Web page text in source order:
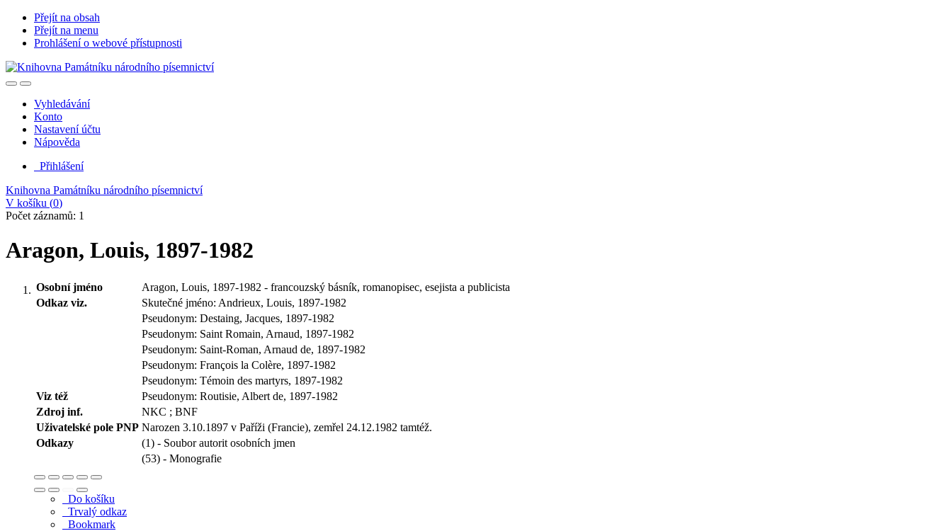
Přejít na obsah
Přejít na menu
Prohlášení o webové přístupnosti
Vyhledávání
Konto
Nastavení účtu
Nápověda
Přihlášení
Knihovna Památníku národního písemnictví
V košíku (0)
Počet záznamů: 1
Aragon, Louis, 1897-1982
Osobní jméno
Aragon, Louis, 1897-1982 - francouzský básník, romanopisec, esejista a publicista
Odkaz viz.
Skutečné jméno: Andrieux, Louis, 1897-1982
Pseudonym: Destaing, Jacques, 1897-1982
Pseudonym: Saint Romain, Arnaud, 1897-1982
Pseudonym: Saint-Roman, Arnaud de, 1897-1982
Pseudonym: François la Colère, 1897-1982
Pseudonym: Témoin des martyrs, 1897-1982
Viz též
Pseudonym: Routisie, Albert de, 1897-1982
Zdroj inf.
NKC ; BNF
Uživatelské pole PNP Narozen 3.10.1897 v Paříži (Francie), zemřel 24.12.1982 tamtéž.
Odkazy
(1) - Soubor autorit osobních jmen
(53) - Monografie
Do košíku
Trvalý odkaz
Bookmark